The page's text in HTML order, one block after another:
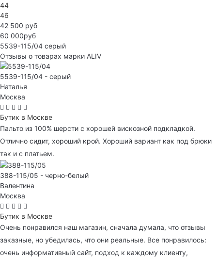
44
46
42 500 руб
60 000руб
5539-115/04 серый
Отзывы о товарах марки ALIV
5539-115/04 - серый
Наталья
Москва
Бутик в Москве
Пальто из 100% шерсти с хорошей вискозной подкладкой.
Отлично сидит, хороший крой. Хороший вариант как под брюки
так и с платьем.
388-115/05 - черно-белый
Валентина
Москва
Бутик в Москве
Очень понравился наш магазин, сначала думала, что отзывы
заказные, но убедилась, что они реальные. Все понравилось:
очень информативный сайт, подход к каждому клиенту,